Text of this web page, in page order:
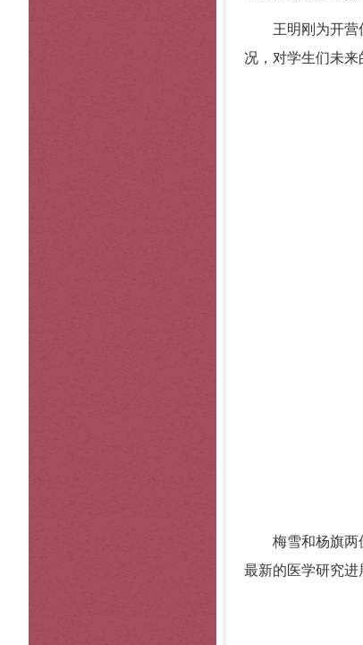
王明刚为开
况，对学生们未
梅雪和杨旗两
最新的医学研究进